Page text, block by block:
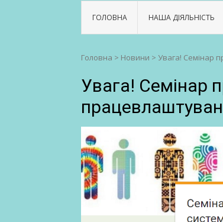
ГОЛОВНА НАША ДІЯЛЬНІСТЬ
Головна > Новини > Увага! Семінар
Увага! Семінар